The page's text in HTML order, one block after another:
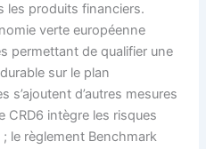
les produits financiers.
verte européenne
permettant de qualifier une
sur le plan
s’ajoutent d’autres mesures
CRD6 intègre les risques
le règlement Benchmark